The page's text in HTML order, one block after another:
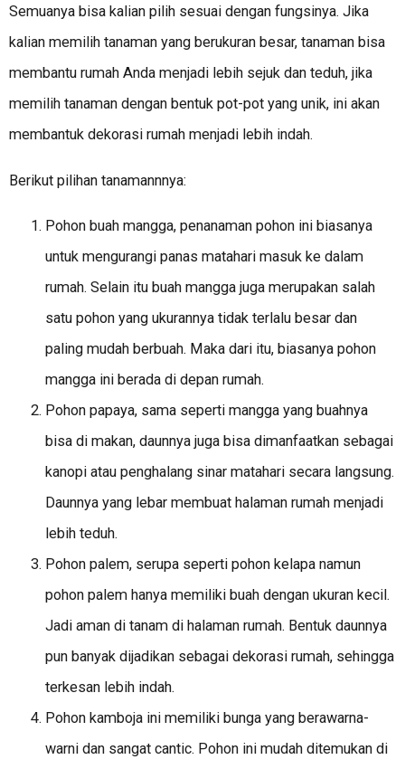
Semuanya bisa kalian pilih sesuai dengan fungsinya. Jika
kalian memilih tanaman yang berukuran besar, tanaman bisa
membantu rumah Anda menjadi lebih sejuk dan teduh, jika
memilih tanaman dengan bentuk pot-pot yang unik, ini akan
membantuk dekorasi rumah menjadi lebih indah.
Berikut pilihan tanamannnya:
Pohon buah mangga, penanaman pohon ini biasanya
untuk mengurangi panas matahari masuk ke dalam
rumah. Selain itu buah mangga juga merupakan salah
satu pohon yang ukurannya tidak terlalu besar dan
paling mudah berbuah. Maka dari itu, biasanya pohon
mangga ini berada di depan rumah.
Pohon papaya, sama seperti mangga yang buahnya
bisa di makan, daunnya juga bisa dimanfaatkan sebagai
kanopi atau penghalang sinar matahari secara langsung.
Daunnya yang lebar membuat halaman rumah menjadi
lebih teduh.
Pohon palem, serupa seperti pohon kelapa namun
pohon palem hanya memiliki buah dengan ukuran kecil.
Jadi aman di tanam di halaman rumah. Bentuk daunnya
pun banyak dijadikan sebagai dekorasi rumah, sehingga
terkesan lebih indah.
Pohon kamboja ini memiliki bunga yang berawarna-
warni dan sangat cantic. Pohon ini mudah ditemukan di